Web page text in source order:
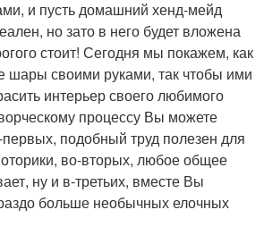
и пусть домашний хенд-мейд
но зато в него будет вложена
стоит! Сегодня мы покажем, как
шары своими руками, так чтобы ими
интерьер своего любимого
процессу Вы можете
подобный труд полезен для
во-вторых, любое общее
ну и в-третьих, вместе Вы
больше необычных елочных